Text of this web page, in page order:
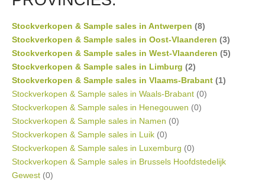
Stockverkopen & Sample sales in Antwerpen (8)
Stockverkopen & Sample sales in Oost-Vlaanderen (3)
Stockverkopen & Sample sales in West-Vlaanderen (5)
Stockverkopen & Sample sales in Limburg (2)
Stockverkopen & Sample sales in Vlaams-Brabant (1)
Stockverkopen & Sample sales in Waals-Brabant (0)
Stockverkopen & Sample sales in Henegouwen (0)
Stockverkopen & Sample sales in Namen (0)
Stockverkopen & Sample sales in Luik (0)
Stockverkopen & Sample sales in Luxemburg (0)
Stockverkopen & Sample sales in Brussels Hoofdstedelijk
Gewest (0)